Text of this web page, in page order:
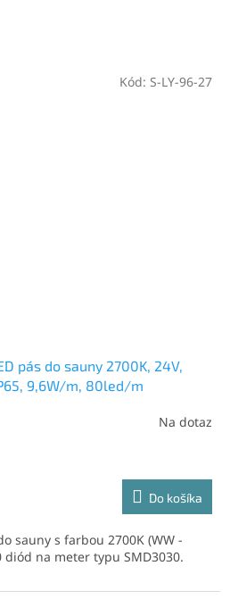
pás do sauny 2700K, 24V,
9,6W/m, 80led/m
Na dotaz
Do košíka
sauny s farbou 2700K (WW -
na meter typu SMD3030.
Kód: S-LY-96-27